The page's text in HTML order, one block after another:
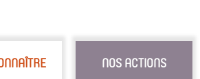
NOS ACTIONS